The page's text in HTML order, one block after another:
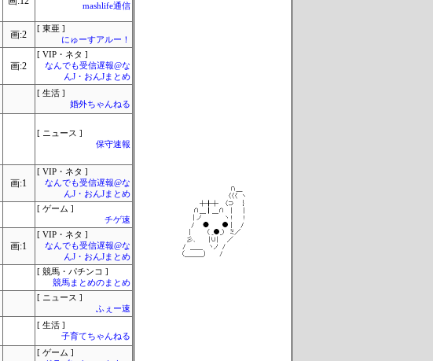
mashlife通信
画:2
[ 東亜 ]
にゅーすアルー！
画:2
[ VIP・ネタ ]
なんでも受信遅報@な
んJ・おんJまとめ
[ 生活 ]
婚外ちゃんねる
[ ニュース ]
保守速報
画:1
[ VIP・ネタ ]
なんでも受信遅報@な
んJ・おんJまとめ
[ ゲーム ]
チゲ速
画:1
[ VIP・ネタ ]
なんでも受信遅報@な
んJ・おんJまとめ
[ 競馬・パチンコ ]
競馬まとめのまとめ
[ ニュース ]
ふぇー速
[ 生活 ]
子育てちゃんねる
[ ゲーム ]